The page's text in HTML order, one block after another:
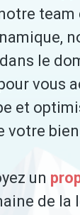
team
le
vous
et
votre
un
de la